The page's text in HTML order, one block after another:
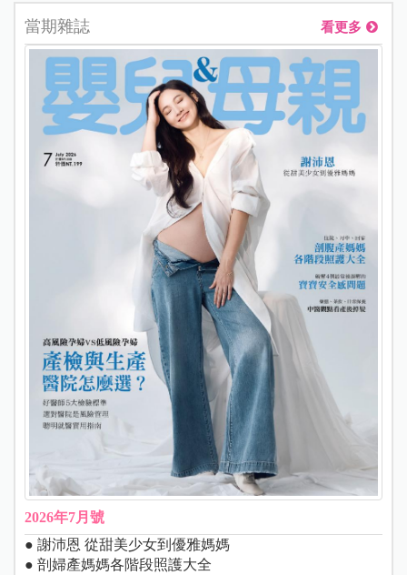
當期雜誌 看更多
2026年7月號
● 謝沛恩 從甜美少女到優雅媽媽
● 剖婦產媽媽各階段照護大全